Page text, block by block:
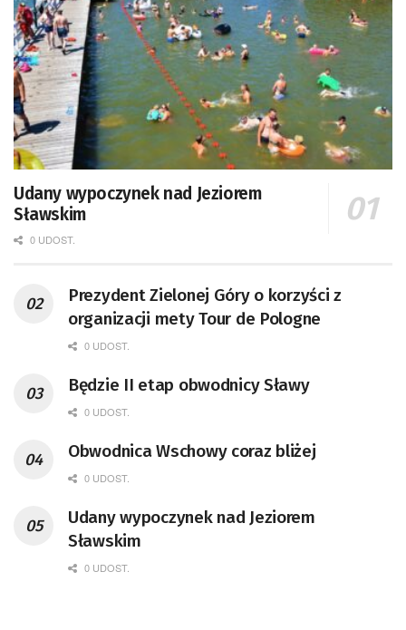
Udany wypoczynek nad Jeziorem
Sławskim
0 UDOST.
Prezydent Zielonej Góry o korzyści z
organizacji mety Tour de Pologne
0 UDOST.
Będzie II etap obwodnicy Sławy
0 UDOST.
Obwodnica Wschowy coraz bliżej
0 UDOST.
Udany wypoczynek nad Jeziorem
Sławskim
0 UDOST.